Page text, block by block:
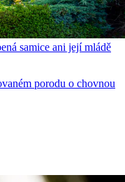
samice ani její mládě
porodu o chovnou